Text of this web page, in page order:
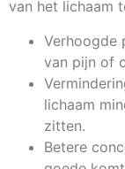
van het lichaam
Verhoogde
van pijn of
lichaam
zitten.
Betere